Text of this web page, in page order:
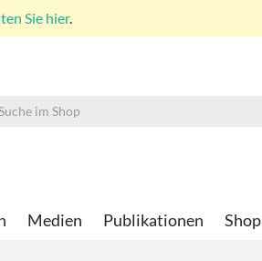
Sie hier.
Medien Publikationen Shop